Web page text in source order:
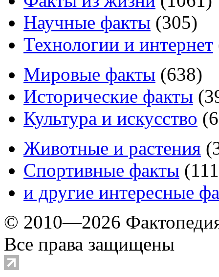
Научные факты (305)
Технологии и интернет
Мировые факты (638)
Исторические факты (
Культура и искусство (
Животные и растения (
Спортивные факты (111
и другие интересные
© 2010—2026
Все права защищены